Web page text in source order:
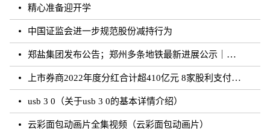
精心准备迎开学
中国证监会进一步规范股份减持行为
郑盐集团发布公告；郑州多条地铁最新进展公示｜河南你早
上市券商2022年度分红合计超410亿元 8家股利支付率超50%
usb 3 0（关于usb 3 0的基本详情介绍）
云彩面包动画片全集视频（云彩面包动画片）